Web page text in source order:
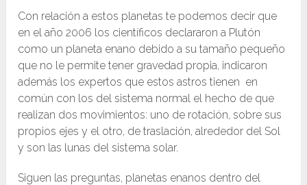
Con relación a estos planetas te podemos decir que
en el año 2006 los científicos declararon a Plutón
como un planeta enano debido a su tamaño pequeño
que no le permite tener gravedad propia, indicaron
además los expertos que estos astros tienen en
común con los del sistema normal el hecho de que
realizan dos movimientos: uno de rotación, sobre sus
propios ejes y el otro, de traslación, alrededor del Sol
y son las lunas del sistema solar.
Siguen las preguntas, planetas enanos dentro del